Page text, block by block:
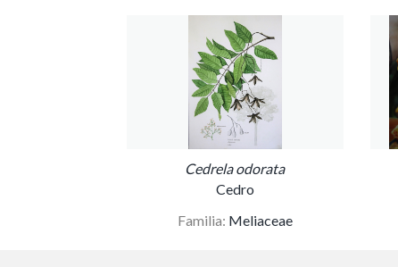
Cedrela odorata
Cedro
Familia: Meliaceae